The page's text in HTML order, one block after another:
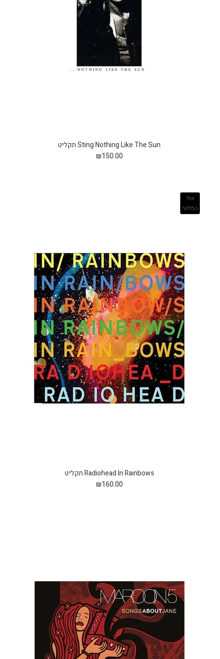
Sting Nothing Like The Sun תקליט
₪150.00
אזל
המלאי
Radiohead In Rainbows תקליט
₪160.00